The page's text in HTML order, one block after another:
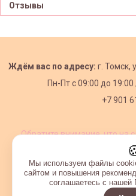
Отзывы
Ждём вас по адресу: г. Томск,
Пн-Пт с09:00 до 19:00
+7 901
Обратите внимание, что на
Мы используем файлы
сайтом и повышения
соглашаетесь с нашей